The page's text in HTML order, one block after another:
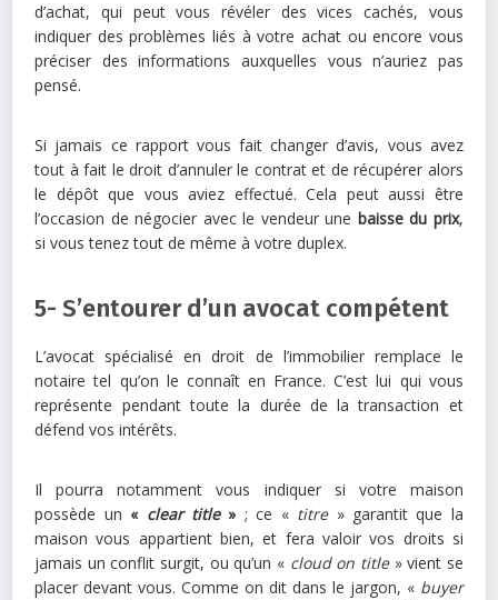
d’achat, qui peut vous révéler des vices cachés, vous
indiquer des problèmes liés à votre achat ou encore vous
préciser des informations auxquelles vous n’auriez pas
pensé.
Si jamais ce rapport vous fait changer d’avis, vous avez
tout à fait le droit d’annuler le contrat et de récupérer alors
le dépôt que vous aviez effectué. Cela peut aussi être
l’occasion de négocier avec le vendeur une baisse du prix,
si vous tenez tout de même à votre duplex.
5- S’entourer d’un avocat compétent
L’avocat spécialisé en droit de l’immobilier remplace le
notaire tel qu’on le connaît en France. C’est lui qui vous
représente pendant toute la durée de la transaction et
défend vos intérêts.
Il pourra notamment vous indiquer si votre maison
possède un «clear title» ; ce « titre» garantit que la
maison vous appartient bien, et fera valoir vos droits si
jamais un conflit surgit, ou qu’un « cloud on title» vient se
placer devant vous. Comme on dit dans le jargon, « buyer